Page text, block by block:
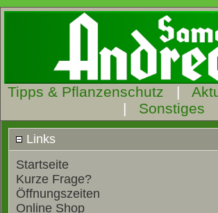
Tipps & Pflanzenschutz |
| Sonstiges
Links
Startseite
Kurze Frage?
Öffnungszeiten
Online Shop